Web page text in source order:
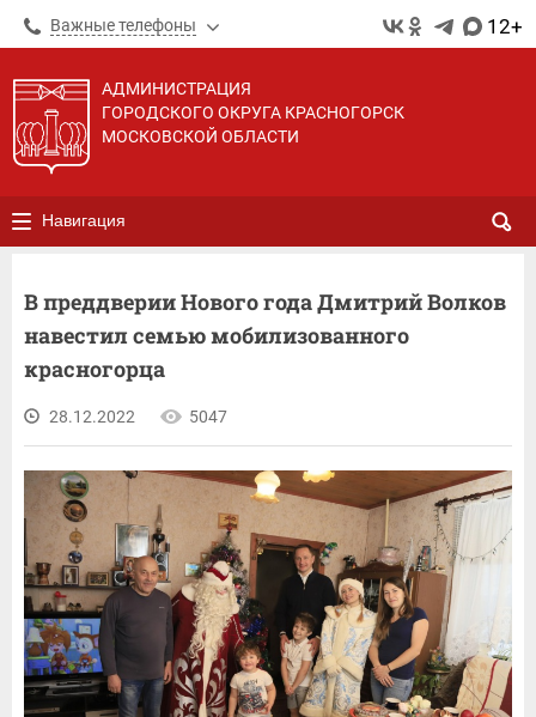
Важные телефоны 12+
АДМИНИСТРАЦИЯ
ГОРОДСКОГО ОКРУГА КРАСНОГОРСК
МОСКОВСКОЙ ОБЛАСТИ
Навигация
В преддверии Нового года Дмитрий Волков
навестил семью мобилизованного
красногорца
28.12.2022 5047